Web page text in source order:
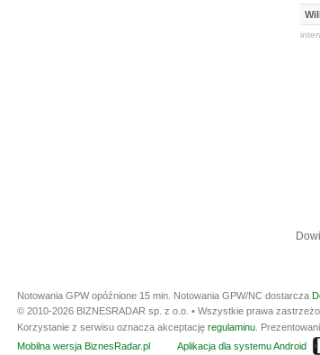
Notowania GPW opóźnione 15 min. Notowania GPW/NC dostarcza
© 2010-2026 BIZNESRADAR sp. z o.o. • Wszystkie prawa
Korzystanie z serwisu oznacza akceptację regulaminu .
Mobilna wersja BiznesRadar.pl
Aplikacja dla systemu Android